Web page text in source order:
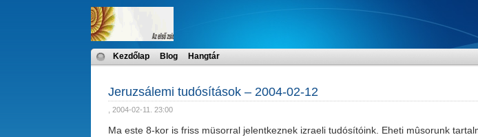
Kezdőlap Blog Hangtár
Jeruzsálemi tudósítások – 2004-02-12
, 2004-02-11. 23:00
Ma este 8-kor is friss müsorral jelentkeznek izraeli tudósítóink. Eheti mûsorunk